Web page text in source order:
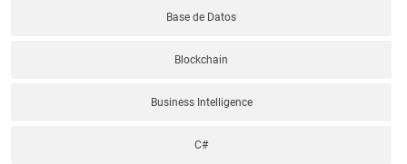
Base de Datos
Blockchain
Business Intelligence
C#